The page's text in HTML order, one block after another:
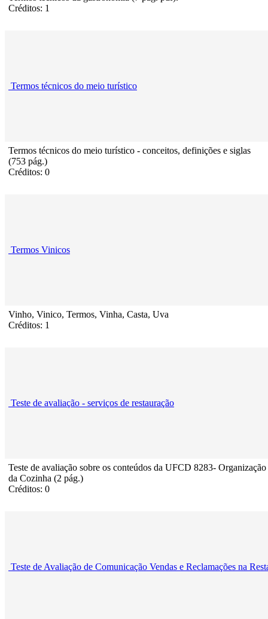
Créditos: 1
Termos técnicos do meio turístico
Termos técnicos do meio turístico - conceitos, definições e siglas
(753 pág.)
Créditos: 0
Termos Vinicos
Vinho, Vinico, Termos, Vinha, Casta, Uva
Créditos: 1
Teste de avaliação - serviços de restauração
Teste de avaliação sobre os conteúdos da UFCD 8283- Organização
da Cozinha (2 pág.)
Créditos: 0
Teste de Avaliação de Comunicação Vendas e Reclamações na